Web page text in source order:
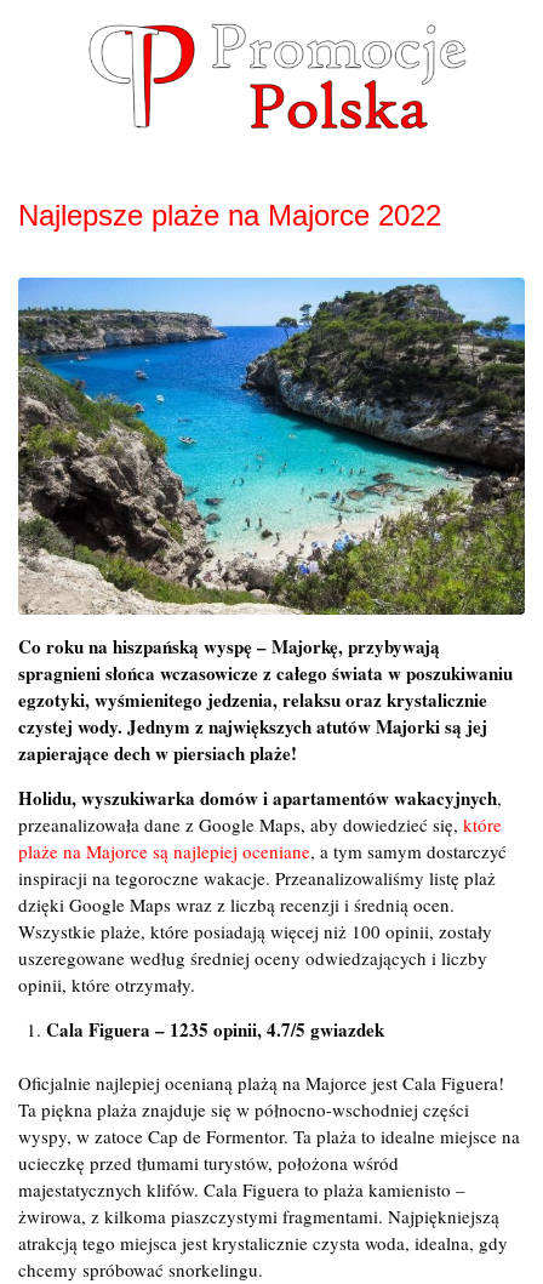
Najlepsze plaże na Majorce 2022
Co roku na hiszpańską wyspę – Majorkę, przybywają
spragnieni słońca wczasowicze z całego świata w poszukiwaniu
egzotyki, wyśmienitego jedzenia, relaksu oraz krystalicznie
czystej wody. Jednym z największych atutów Majorki są jej
zapierające dech w piersiach plaże!
Holidu, wyszukiwarka domów i apartamentów wakacyjnych,
przeanalizowała dane z Google Maps, aby dowiedzieć się, które
plaże na Majorce są najlepiej oceniane, a tym samym dostarczyć
inspiracji na tegoroczne wakacje. Przeanalizowaliśmy listę plaż
dzięki Google Maps wraz z liczbą recenzji i średnią ocen.
Wszystkie plaże, które posiadają więcej niż 100 opinii, zostały
uszeregowane według średniej oceny odwiedzających i liczby
opinii, które otrzymały.
Cala Figuera – 1235 opinii, 4.7/5 gwiazdek
Oficjalnie najlepiej ocenianą plażą na Majorce jest Cala Figuera!
Ta piękna plaża znajduje się w północno-wschodniej części
wyspy, w zatoce Cap de Formentor. Ta plaża to idealne miejsce na
ucieczkę przed tłumami turystów, położona wśród
majestatycznych klifów. Cala Figuera to plaża kamienisto –
żwirowa, z kilkoma piaszczystymi fragmentami. Najpiękniejszą
atrakcją tego miejsca jest krystalicznie czysta woda, idealna, gdy
chcemy spróbować snorkelingu.